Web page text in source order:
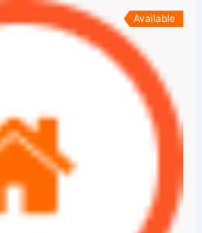
Available